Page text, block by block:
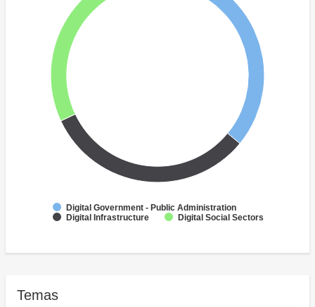
Digital Government - Public Administration
Digital Infrastructure
Digital Social Sectors
Temas